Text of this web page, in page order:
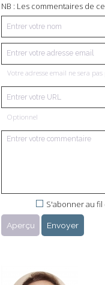
NB : Les commentaires de
Votre adresse email ne sera
Optionnel
S'abonner au